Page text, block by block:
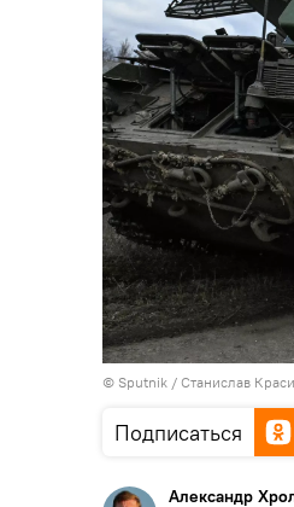
© Sputnik / Станислав
Подписаться
Александр